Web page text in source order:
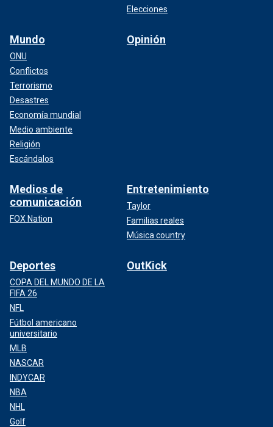
Elecciones
Mundo
ONU
Conflictos
Terrorismo
Desastres
Economía mundial
Medio ambiente
Religión
Escándalos
Opinión
Medios de
comunicación
FOX Nation
Entretenimiento
Taylor
Familias reales
Música country
Deportes
COPA DEL MUNDO DE LA
FIFA 26
NFL
Fútbol americano
universitario
MLB
NASCAR
INDYCAR
NBA
NHL
Golf
OutKick